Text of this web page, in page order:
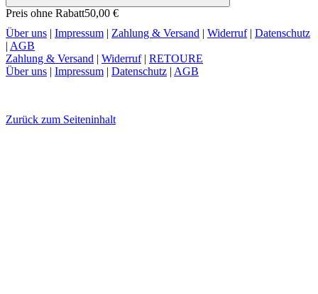
Preis ohne Rabatt50,00 €
Über uns | Impressum | Zahlung & Versand | Widerruf| Datenschutz
| AGB
Zahlung & Versand | Widerruf | RETOURE
Über uns | Impressum | Datenschutz | AGB
Zurück zum Seiteninhalt